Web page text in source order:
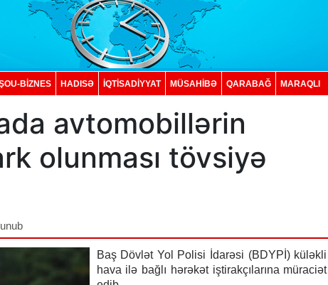
BİZNES HADISƏ İQTISADIYYAT MÜSAHİBƏ QARABAĞ MARAQLI
avtomobillərin
olunması tövsiyə
Baş Dövlət Yol Polisi İdarəsi (BDYPİ) küləkli
hava ilə bağlı hərəkət iştirakçılarına müraciət